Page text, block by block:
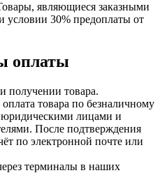
являющиеся заказными
условии 30% предоплаты от
оплаты
получении товара.
товара по безналичному
юридическими лицами и
После подтверждения
по электронной почте или
терминалы в наших